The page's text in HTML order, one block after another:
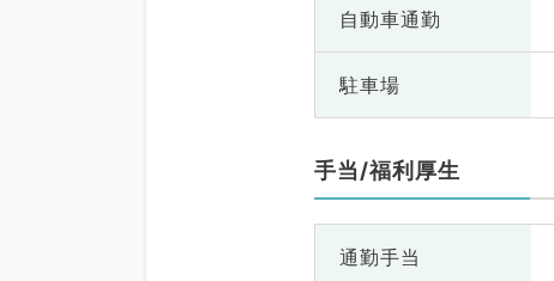
自動車通勤
駐車場
手当/福利厚生
通勤手当